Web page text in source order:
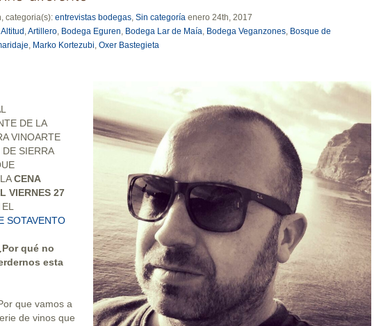
categoria(s): entrevistas bodegas, Sin categoría enero 24th, 2017
,Artillero, Bodega Eguren, Bodega Lar de Maía, Bodega Veganzones, Bosque de
, Marko Kortezubi, Oxer Bastegieta
DE LA
VINOARTE
SIERRA
CENA
VIERNES 27
EL
SOTAVENTO
qué no
esta
que vamos a
de vinos que